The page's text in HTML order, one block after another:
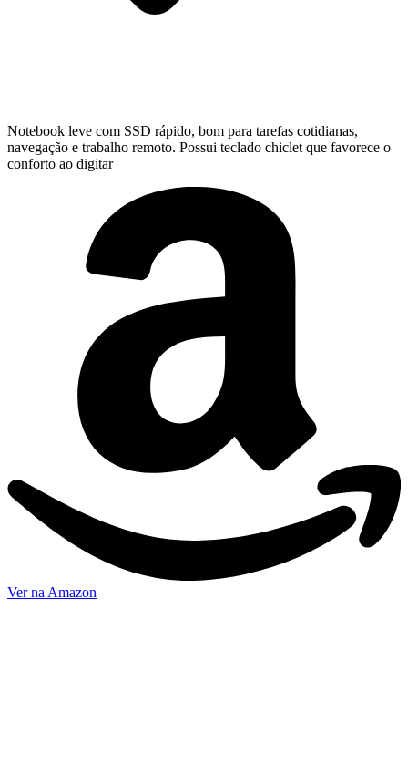
Notebook leve com SSD rápido, bom para tarefas cotidianas,
navegação e trabalho remoto. Possui teclado chiclet que favorece o
conforto ao digitar
Ver na Amazon